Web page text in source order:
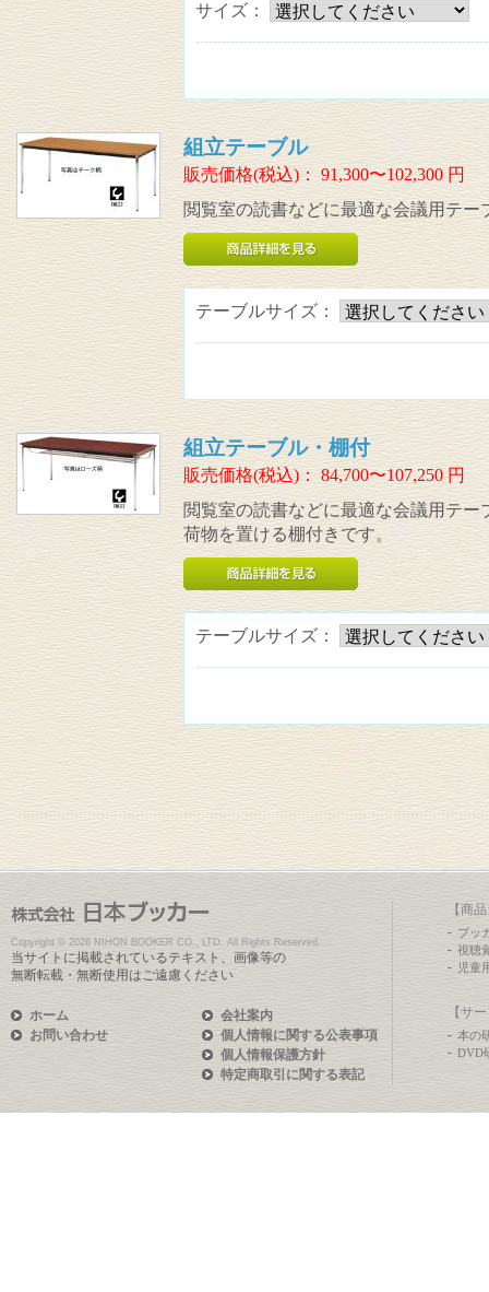
サイズ：
組立テーブル
販売価格(税込)： 91,300〜102,300円
閲覧室の読書などに最適な会議用テー
テーブルサイズ：
組立テーブル・棚付
販売価格(税込)： 84,700〜107,250円
閲覧室の読書などに最適な会議用テー
荷物を置ける棚付きです。
テーブルサイズ：
Copyright © 2026 NIHON BOOKER CO., LTD. All Rights Reserved.
当サイトに掲載されているテキスト、画像等の
無断転載・無断使用はご遠慮ください
ホーム
お問い合わせ
会社案内
個人情報に関する公表事項
個人情報保護方針
特定商取引に関する表記
【商
ブッ
視聴
児童
【サ
本の
DVD